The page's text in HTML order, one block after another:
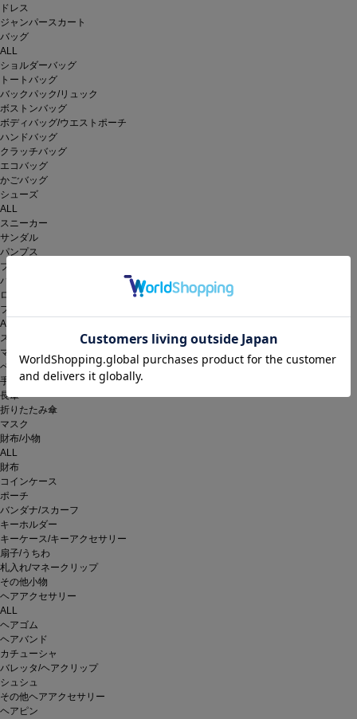
ドレス
ジャンパースカート
バッグ
ALL
ショルダーバッグ
トートバッグ
バックパック/リュック
ボストンバッグ
ボディバッグ/ウエストポーチ
ハンドバッグ
クラッチバッグ
エコバッグ
かごバッグ
シューズ
ALL
スニーカー
サンダル
パンプス
ブーツ
バレエシューズ
ローファー
ファッション雑貨
ALL
ストール/ショール
マフラー
ベルト
手袋
長傘
折りたたみ傘
マスク
財布/小物
ALL
財布
コインケース
ポーチ
バンダナ/スカーフ
キーホルダー
キーケース/キーアクセサリー
扇子/うちわ
札入れ/マネークリップ
その他小物
ヘアアクセサリー
ALL
ヘアゴム
ヘアバンド
カチューシャ
バレッタ/ヘアクリップ
シュシュ
その他ヘアアクセサリー
ヘアピン